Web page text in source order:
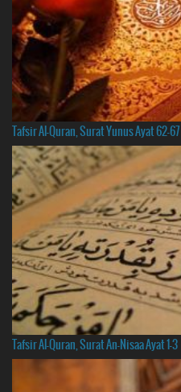
Tafsir Al-Quran, Surat Yunus Ayat 62-67
Tafsir Al-Quran, Surat An-Nisaa Ayat 1-3